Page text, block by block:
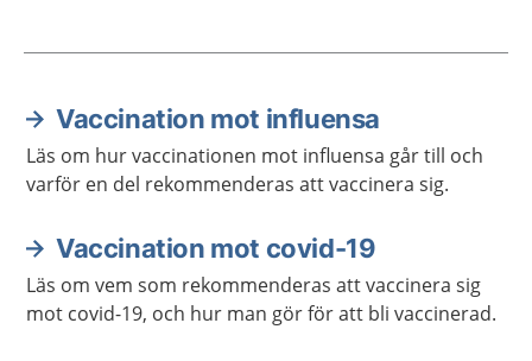
Aktuella artiklar
Vaccination mot influensa
Läs om hur vaccinationen mot influensa går till och
varför en del rekommenderas att vaccinera sig.
Vaccination mot covid-19
Läs om vem som rekommenderas att vaccinera sig
mot covid-19, och hur man gör för att bli vaccinerad.